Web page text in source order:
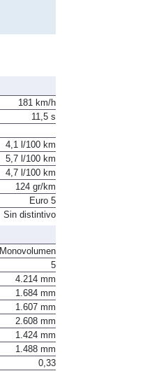
181 km/h
11,5 s
4,1 l/100 km
5,7 l/100 km
4,7 l/100 km
124 gr/km
Euro 5
Sin distintivo
Monovolumen
5
4.214 mm
1.684 mm
1.607 mm
2.608 mm
1.424 mm
1.488 mm
0,33